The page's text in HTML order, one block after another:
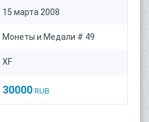
15 марта 2008
Монеты и Медали # 49
XF
30000 RUB